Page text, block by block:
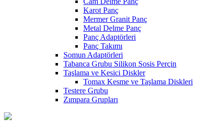
Karot Panç
Mermer Granit Panç
Metal Delme Panç
Panç Adaptörleri
Panç Takımı
Somun Adaptörleri
Tabanca Grubu Silikon Sosis Perçin
Taşlama ve Kesici Diskler
Tomax Kesme ve Taşlama Diskleri
Testere Grubu
Zımpara Grupları